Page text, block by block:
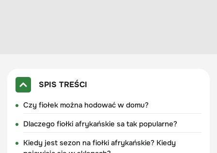
SPIS TREŚCI
Czy fiołek można hodować w domu?
Dlaczego fiołki afrykańskie sa tak popularne?
Kiedy jest sezon na fiołki afrykańskie? Kiedy